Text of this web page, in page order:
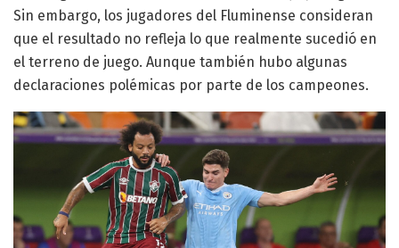
Sin embargo, los jugadores del Fluminense consideran
que el resultado no refleja lo que realmente sucedió en
el terreno de juego. Aunque también hubo algunas
declaraciones polémicas por parte de los campeones.